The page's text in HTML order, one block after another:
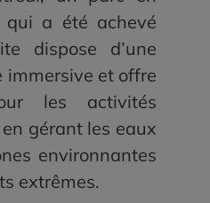
qui a été achevé
dispose d’une
immersive et offre
les activités
gérant les eaux
environnantes
extrêmes.